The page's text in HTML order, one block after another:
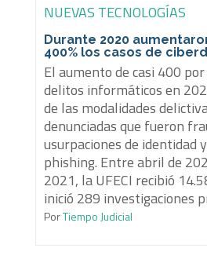
NUEVAS TECNOLOGÍAS
Durante 2020
400% los casos de
El aumento de casi 400
delitos informáticos en
de las modalidades
denunciadas que fueron
usurpaciones de identidad
phishing. Entre abril de
2021, la UFECI recibió
inició 289 investigaciones
PorTiempo Judicial